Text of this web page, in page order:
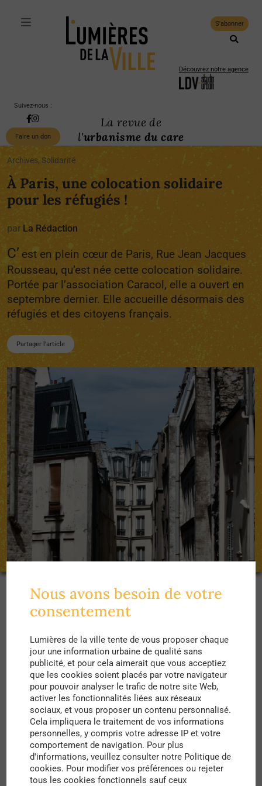
S'abonner
Découvrez notre agence
Suivez-nous :
Faire un don
La revue de
l'urbanisme du care
Archives, Solidarité
À Paris, une colocation solidaire
pour les réfugiés !
par La Rédaction
C’ est en plein cœur de Paris, Rue Jean Jacques
Rousseau, qu’est née cette colocation solidaire.
Portée par l’association Caracol, elle a ouvert en
septembre dernier. Elle accueille désormais des
réfugiés et des citoyens français.
Partager l'article
C’est dans un ancien immeuble vacant que s’est
projet multiculturel, inclusif et solidaire, dans un
quartier où l’immobilier est assez peu accessible :
le 1er arrondissement de Paris. Le modèle
économique : il est simple, témoigne Simon, un
des colocataires, pour Konbini :“ en occupant un
bâtiment vide, on permet à un propriétaire de faire
des économies importantes. Le lieu est entretenu,
donc il sera moins rénové par la suite. Surtout, on
Nous avons besoin de votre
consentement
Lumières de la ville tente de vous proposer chaque
jour une information urbaine de qualité sans
publicité, et pour cela aimerait que vous acceptiez
que les cookies soient placés par votre navigateur
pour pouvoir analyser le trafic de notre site Web,
activer les fonctionnalités liées aux réseaux
sociaux, et vous proposer un contenu personnalisé.
Cela impliquera le traitement de vos informations
personnelles, y compris votre adresse IP et votre
comportement de navigation. Pour plus
d'informations, veuillez consulter notre Politique de
cookies. Pour modifier vos préférences ou rejeter
tous les cookies fonctionnels sauf ceux